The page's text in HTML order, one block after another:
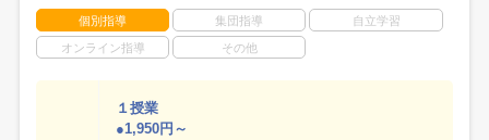
個別指導 集団指導 自立学習
オンライン指導 その他
１授業
●1,950円～